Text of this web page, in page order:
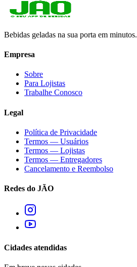
Bebidas geladas na sua porta em minutos.
Empresa
Sobre
Para Lojistas
Trabalhe Conosco
Legal
Política de Privacidade
Termos — Usuários
Termos — Lojistas
Termos — Entregadores
Cancelamento e Reembolso
Redes do JÃO
Cidades atendidas